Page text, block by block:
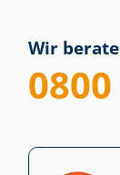
Wir